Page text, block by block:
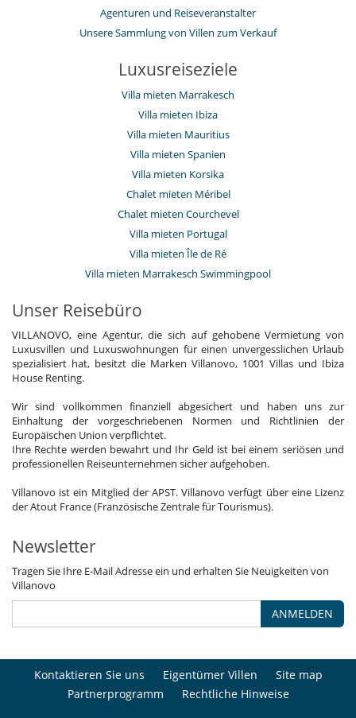
Agenturen und Reiseveranstalter
Unsere Sammlung von Villen zum Verkauf
Luxusreiseziele
Villa mieten Marrakesch
Villa mieten Ibiza
Villa mieten Mauritius
Villa mieten Spanien
Villa mieten Korsika
Chalet mieten Méribel
Chalet mieten Courchevel
Villa mieten Portugal
Villa mieten Île de Ré
Villa mieten Marrakesch Swimmingpool
Unser Reisebüro
VILLANOVO, eine Agentur, die sich auf gehobene Vermietung von
Luxusvillen und Luxuswohnungen für einen unvergesslichen Urlaub
spezialisiert hat, besitzt die Marken Villanovo, 1001 Villas und Ibiza
House Renting.
Wir sind vollkommen finanziell abgesichert und haben uns zur
Einhaltung der vorgeschriebenen Normen und Richtlinien der
Europäischen Union verpflichtet.
Ihre Rechte werden bewahrt und Ihr Geld ist bei einem seriösen und
professionellen Reiseunternehmen sicher aufgehoben.
Villanovo ist ein Mitglied der APST. Villanovo verfügt über eine Lizenz
der Atout France (Französische Zentrale für Tourismus).
Newsletter
Tragen Sie Ihre E-Mail Adresse ein und erhalten Sie Neuigkeiten von
Villanovo
ANMELDEN
Kontaktieren Sie uns Eigentümer Villen
Site map
Partnerprogramm
Rechtliche Hinweise